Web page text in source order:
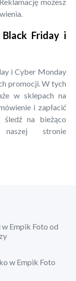
Friday i
i Cyber Monday
promocji. W tych
w sklepach na
i zapłacić
na bieżąco
stronie
Empik Foto od
w Empik Foto